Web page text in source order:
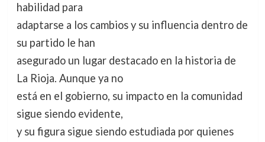
habilidad para
adaptarse a los cambios y su influencia dentro de
su partido le han
asegurado un lugar destacado en la historia de
La Rioja. Aunque ya no
está en el gobierno, su impacto en la comunidad
sigue siendo evidente,
y su figura sigue siendo estudiada por quienes